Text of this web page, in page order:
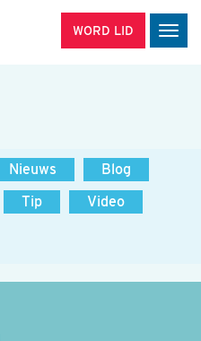
WORD LID
Nieuws
Blog
Tip
Video